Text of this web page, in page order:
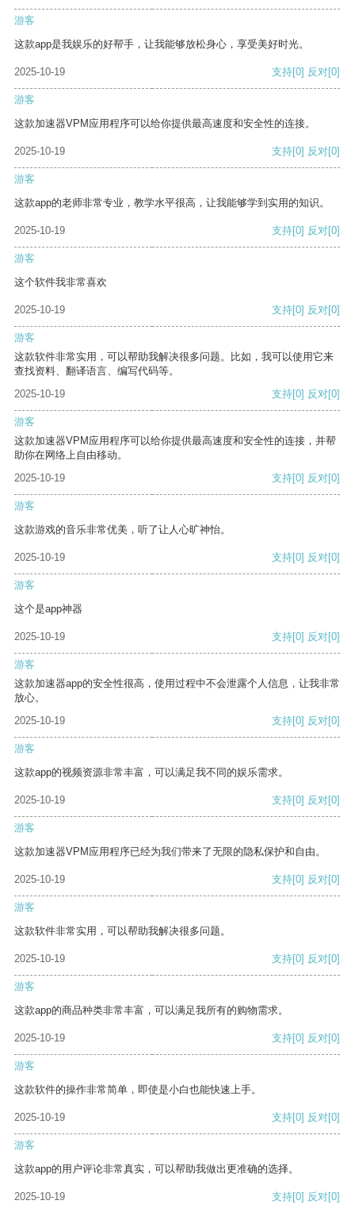
游客
这款app是我娱乐的好帮手，让我能够放松身心，享受美好时光。
2025-10-19 支持[0] 反对[0]
游客
这款加速器VPM应用程序可以给你提供最高速度和安全性的连接。
2025-10-19 支持[0] 反对[0]
游客
这款app的老师非常专业，教学水平很高，让我能够学到实用的知识。
2025-10-19 支持[0] 反对[0]
游客
这个软件我非常喜欢
2025-10-19 支持[0] 反对[0]
游客
这款软件非常实用，可以帮助我解决很多问题。比如，我可以使用它来
查找资料、翻译语言、编写代码等。
2025-10-19
支持[0] 反对[0]
游客
这款加速器VPM应用程序可以给你提供最高速度和安全性的连接，并帮
助你在网络上自由移动。
2025-10-19
支持[0] 反对[0]
游客
这款游戏的音乐非常优美，听了让人心旷神怡。
2025-10-19 支持[0] 反对[0]
游客
这个是app神器
2025-10-19 支持[0] 反对[0]
游客
这款加速器app的安全性很高，使用过程中不会泄露个人信息，让我非常
放心。
2025-10-19
支持[0] 反对[0]
游客
这款app的视频资源非常丰富，可以满足我不同的娱乐需求。
2025-10-19 支持[0] 反对[0]
游客
这款加速器VPM应用程序已经为我们带来了无限的隐私保护和自由。
2025-10-19 支持[0] 反对[0]
游客
这款软件非常实用，可以帮助我解决很多问题。
2025-10-19 支持[0] 反对[0]
游客
这款app的商品种类非常丰富，可以满足我所有的购物需求。
2025-10-19 支持[0] 反对[0]
游客
这款软件的操作非常简单，即使是小白也能快速上手。
2025-10-19 支持[0] 反对[0]
游客
这款app的用户评论非常真实，可以帮助我做出更准确的选择。
2025-10-19 支持[0] 反对[0]